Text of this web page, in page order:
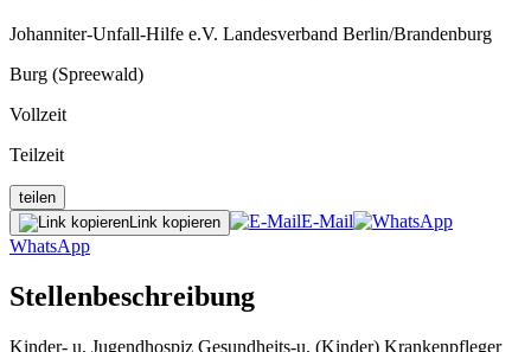
Johanniter-Unfall-Hilfe e.V. Landesverband Berlin/Brandenburg
Burg (Spreewald)
Vollzeit
Teilzeit
teilen
Link kopieren
E-Mail
WhatsApp
Stellenbeschreibung
Kinder- u. Jugendhospiz Gesundheits-u. (Kinder) Krankenpfleger